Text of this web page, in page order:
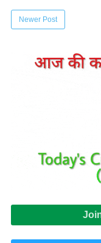
Newer Post